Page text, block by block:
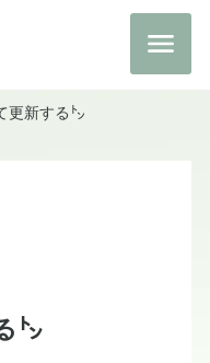
更新する㌧
㌧